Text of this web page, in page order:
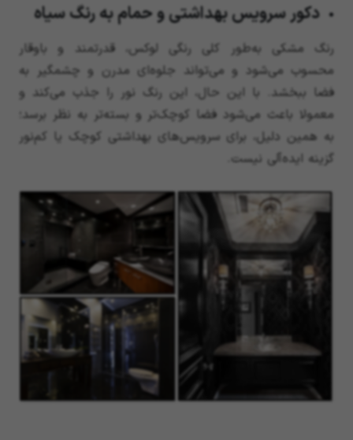
دکور سرویس بهداشتی و حمام به رنگ سیاه
رنگ مشکی به‌طور کلی رنگی لوکس، قدرتمند و باوقار
محسوب می‌شود و می‌تواند جلوه‌ای مدرن و چشمگیر به
فضا ببخشد. با این حال، این رنگ نور را جذب می‌کند و
معمولا باعث می‌شود فضا کوچک‌تر و بسته‌تر به نظر برسد؛
به همین دلیل، برای سرویس‌های بهداشتی کوچک یا کم‌نور
گزینه ایده‌آلی نیست.